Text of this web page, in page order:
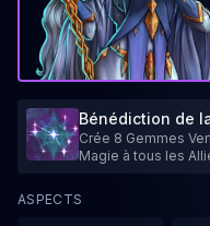
Bénédiction de
Crée 8 Gemmes
Magie à tous les
ASPECTS